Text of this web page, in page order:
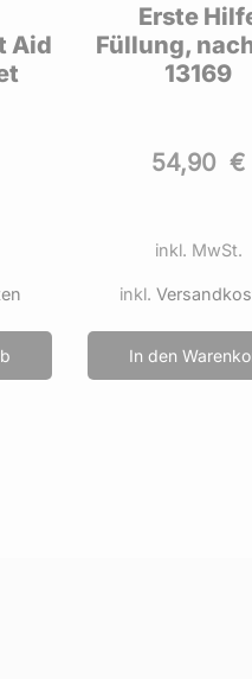
Aid
Erste
Füllung,
13169
54,90 €
inkl. MwSt.
inkl.
In den